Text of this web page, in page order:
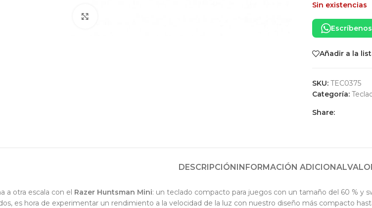
Sin existencias
Escríbenos
Añadir a la
SKU: TEC0375
Categoría:
Share:
DESCRIPCIÓNINFORMACIÓN ADICIONAL
a otra escala con el Razer Huntsman Mini: un teclado compacto para juegos con un tamaño del 60 % y
es hora de experimentar un rendimiento a la velocidad de la luz con nuestro diseño más compacto